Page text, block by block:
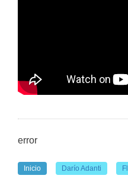
error
Inicio Darío Adanti